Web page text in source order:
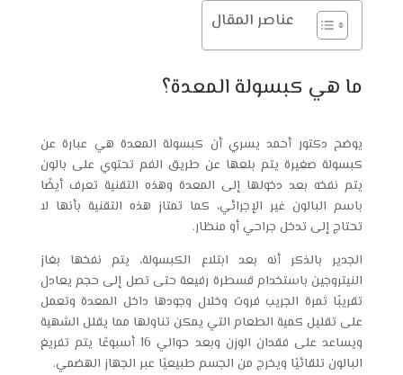
عناصر المقال
ما هي كبسولة المعدة؟
يوضح دكتور أحمد يسري أن كبسولة المعدة هي عبارة عن
كبسولة صغيرة يتم بلعها عن طريق الفم تحتوي على بالون
يتم نفخه بعد دخولها إلى المعدة وهذه التقنية تعرف أيضًا
باسم البالون غير الإجرائي، كما تمتاز هذه التقنية بأنها لا
تحتاج إلى تدخل جراحي أو منظار.
الجدير بالذكر أنه بعد ابتلاع الكبسولة، يتم نفخها بغاز
النيتروجين باستخدام قسطرة رفيعة حتى تصل إلى حجم يعادل
تقريبًا ثمرة الجريب فروت وخلال وجودها داخل المعدة وتعمل
على تقليل كمية الطعام التي يمكن تناولها مما يقلل الشهية
ويساعد على فقدان الوزن وبعد حوالي 16 أسبوعًا يتم تفريغ
البالون تلقائيًا ويخرج من الجسم طبيعيًا عبر الجهاز الهضمي.